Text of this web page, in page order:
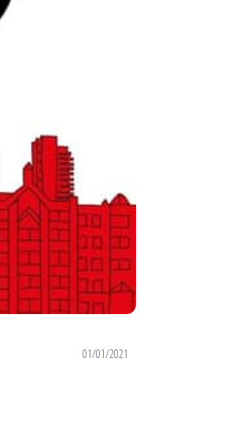
01/01/2021